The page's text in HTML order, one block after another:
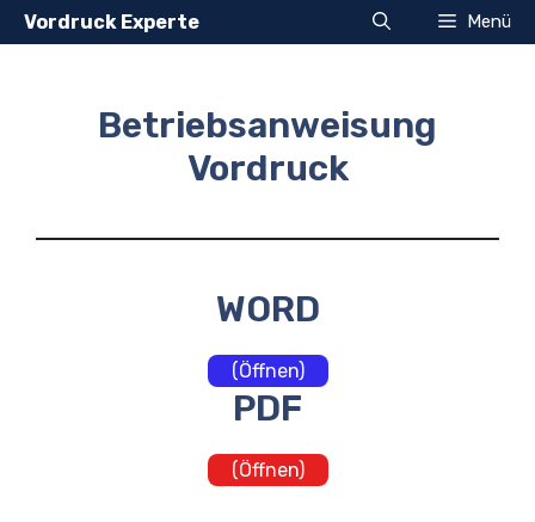
Zum
Inhalt
Vordruck Experte Menü
Betriebsanweisung
Vordruck
WORD
(Öffnen)
PDF
(Öffnen)